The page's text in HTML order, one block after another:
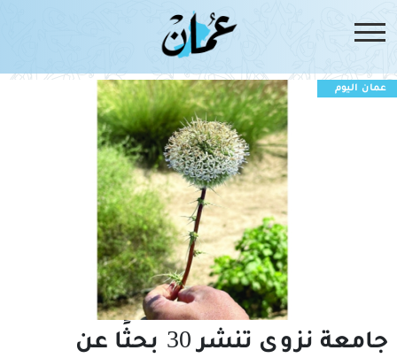
عمان اليوم
جامعة نزوى تنشر 30 بحثًا عن